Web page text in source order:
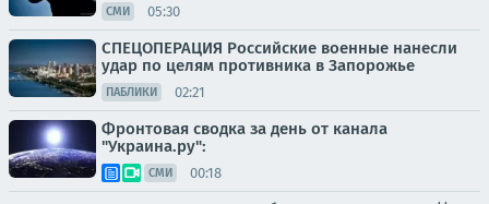
СМИ 05:30
СПЕЦОПЕРАЦИЯ Российские военные нанесли
удар по целям противника в Запорожье
ПАБЛИКИ 02:21
Фронтовая сводка за день от канала
"Украина.ру":
СМИ 00:18